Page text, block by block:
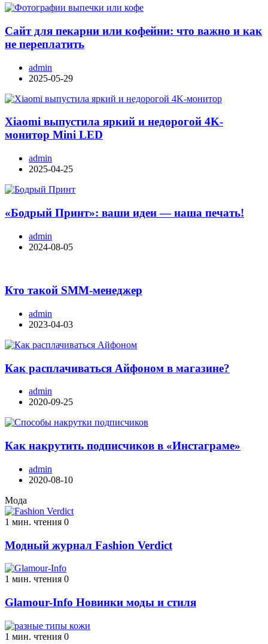
Сайт для пекарни или кофейни: что важно и как
не переплатить
admin
2025-05-29
Xiaomi выпустила яркий и недорогой 4K-
монитор Mini LED
admin
2025-04-25
«Бодрый Принт»: ваши идеи — наша печать!
admin
2024-08-05
Кто такой SMM-менеджер
admin
2023-04-03
Как расплачиваться Айфоном в магазине?
admin
2020-09-25
Как накрутить подписчиков в «Инстаграме»
admin
2020-08-10
Мода
1 мин. чтения 0
Модный журнал Fashion Verdict
1 мин. чтения 0
Glamour-Info Новинки моды и стиля
1 мин. чтения 0